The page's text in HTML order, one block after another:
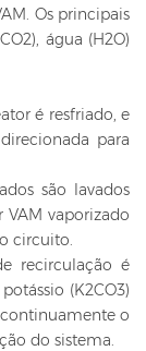
Os principais
água (H2O)
é resfriado, e
para
​​são lavados
vaporizado
circuito.
recirculação é
(K2CO3)
o
do sistema.